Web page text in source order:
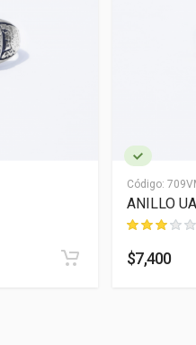
Código:
ANILLO
$7,400